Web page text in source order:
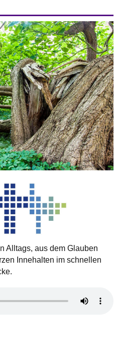
Alltags, aus dem Glauben
Innehalten im schnellen